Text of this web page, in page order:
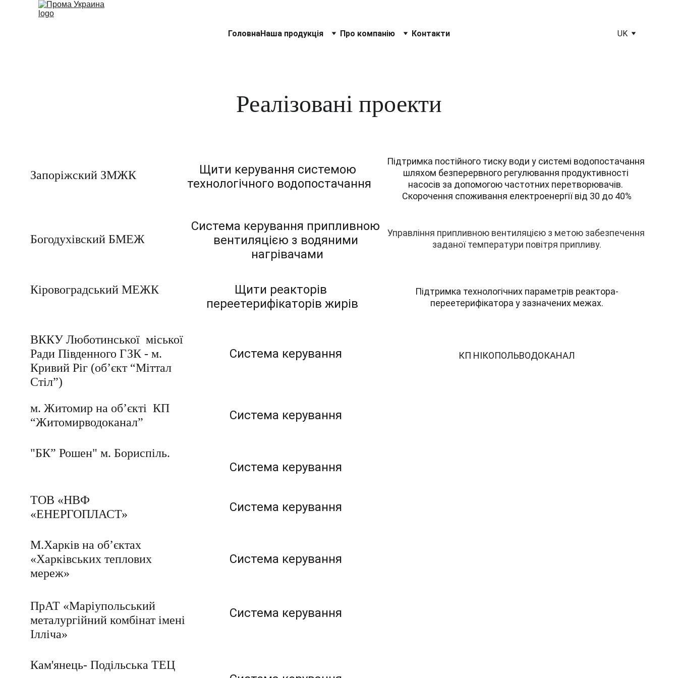
ГоловнаНаша продукція Про компанію Контакти UK
Реалізовані проекти
Запоріжский ЗМЖК
Щити керування системою
технологічного водопостачання
Підтримка постійного тиску води у системі водопостачання
шляхом безперервного регулювання продуктивності
насосів за допомогою частотних перетворювачів.
Скорочення споживання електроенергії від 30 до 40%
Система керування припливною
вентиляцією з водяними
нагрівачами
Управління припливною вентиляцією з метою забезпечення
заданої температури повітря припливу.
Богодухівский БМЕЖ
Щити реакторів
переетерифікаторів жирів
Підтримка технологічних параметрів реактора-
переетерифікатора у зазначених межах.
Кіровоградський МЕЖК
Система керування
ВККУ Люботинської  міської
Ради Південного ГЗК - м.
Кривий Ріг (об’єкт “Міттал
Стіл”)
КП НІКОПОЛЬВОДОКАНАЛ
м. Житомир на об’єкті  КП
“Житомирводоканал”
Система керування
Система керування
"БК” Рошен" м. Бориспіль.
ТОВ «НВФ
«ЕНЕРГОПЛАСТ»
Система керування
Система керування
М.Харків на об’єктах
«Харківських теплових
мереж»
ПрАТ «Маріупольський
металургійний комбінат імені
Ілліча»
Система керування
Кам'янець- Подільська ТЕЦ